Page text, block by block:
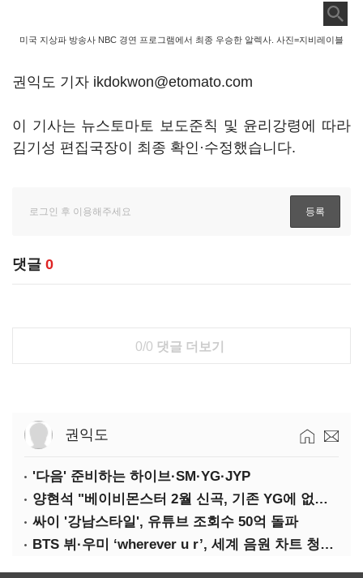
미국 지상파 방송사 NBC 경연 프로그램에서 최종 우승한 알렉사. 사진=지비레이블
권익도 기자 ikdokwon@etomato.com
이 기사는 뉴스토마토 보도준칙 및 윤리강령에 따라
김기성 편집국장이 최종 확인·수정했습니다.
댓글 0
0/0 댓글 더보기
권익도
'다음' 준비하는 하이브·SM·YG·JYP
양현석 "베이비몬스터 2월 신곡, 기존 YG에 없던 노래"
싸이 '강남스타일', 유튜브 조회수 50억 돌파
BTS 뷔·우미 ‘wherever u r’, 세계 음원 차트 청신호